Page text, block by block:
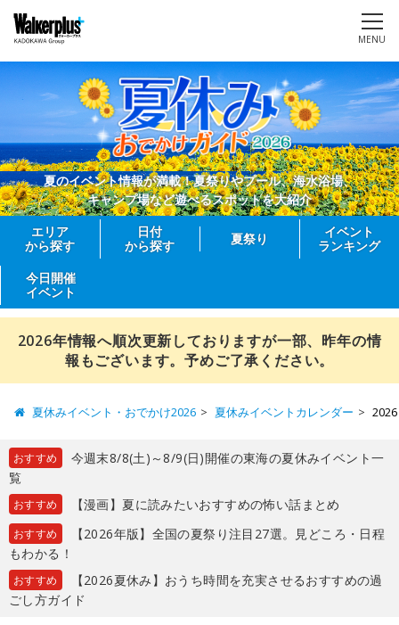
MENU
夏のイベント情報が満載！夏祭りやプール、海水浴場、
キャンプ場など遊べるスポットを大紹介
エリア
から探す
日付
から探す
夏祭り
イベント
ランキング
今日開催
イベント
2026年情報へ順次更新しておりますが一部、昨年の情
報もございます。予めご了承ください。
夏休みイベント・おでかけ2026 夏休みイベントカレンダー
おすすめ
今週末8/8(土)～8/9(日)開催の東海の夏休みイベント一
覧
おすすめ 【漫画】夏に読みたいおすすめの怖い話まとめ
おすすめ
【2026年版】全国の夏祭り注目27選。見どころ・日程
もわかる！
おすすめ
【2026夏休み】おうち時間を充実させるおすすめの過
ごし方ガイド